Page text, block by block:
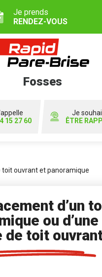
Je prends
RENDEZ-VOUS
Fosses
15 27 60
Je
ÊTRE
toit ouvrant et panoramique
d’un
ou d’une
de toit